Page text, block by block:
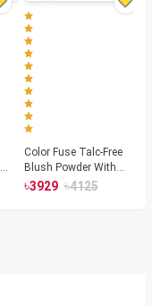
Color Fuse Talc-Free
Blush Powder With
Fermented Arnica
৳3929 ৳4125